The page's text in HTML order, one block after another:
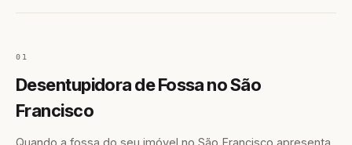
01
Desentupidora de Fossa no São
Francisco
Quando a fossa do seu imóvel no São Francisco apresenta